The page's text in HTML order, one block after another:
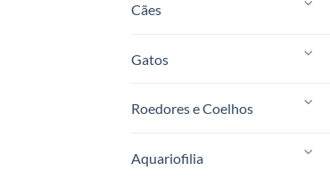
Cães
Gatos
Roedores e Coelhos
Aquariofilia